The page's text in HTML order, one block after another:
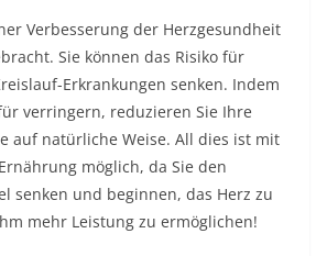
Verbesserung der Herzgesundheit
Sie können das Risiko für
Erkrankungen senken. Indem
verringern, reduzieren Sie Ihre
auf natürliche Weise. All dies ist mit
möglich, da Sie den
senken und beginnen, das Herz zu
mehr Leistung zu ermöglichen!